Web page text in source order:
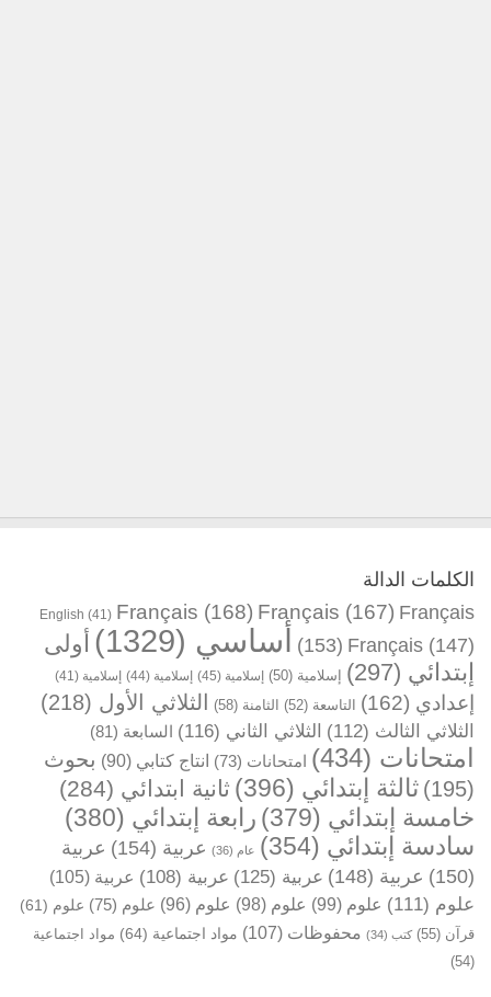
الكلمات الدالة
English (41) Français (168) Français (167) Français
(153) Français (147) أساسي (1329)
أولى
إبتدائي (297) إسلامية (50) إسلامية (45) إسلامية (44) إسلامية (41)
إعدادي (162) التاسعة (52) الثامنة (58) الثلاثي الأول (218)
الثلاثي الثالث (112) الثلاثي الثاني (116) السابعة (81)
امتحانات (434) امتحانات (73) انتاج كتابي (90)
بحوث
(195)
ثالثة إبتدائي (396) ثانية ابتدائي (284)
خامسة إبتدائي (379) رابعة إبتدائي (380)
سادسة إبتدائي (354) عام (36) عربية (154)
عربية
(150)
عربية (148) عربية (125) عربية (108) عربية (105)
علوم (111) علوم (99) علوم (98) علوم (96) علوم (75) علوم (61)
قرآن (55) كتب (34) محفوظات (107) مواد اجتماعية (64)
مواد اجتماعية
(54)